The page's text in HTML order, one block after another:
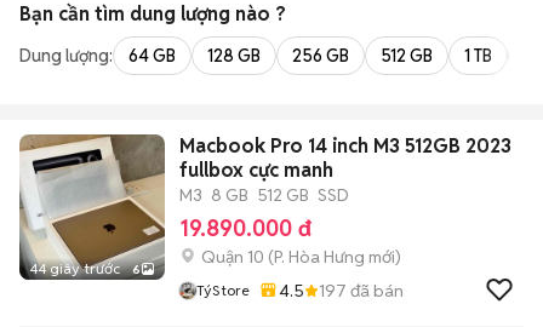
Bạn cần tìm dung lượng nào ?
Dung lượng: 64 GB 128 GB 256 GB 512 GB 1 TB
44 giây trước 6
Macbook Pro 14 inch M3 512GB 2023
fullbox cực manh
M3 8 GB 512 GB SSD
19.890.000 đ
Quận 10 (P. Hòa Hưng mới)
TýStore 4.5 197 đã bán